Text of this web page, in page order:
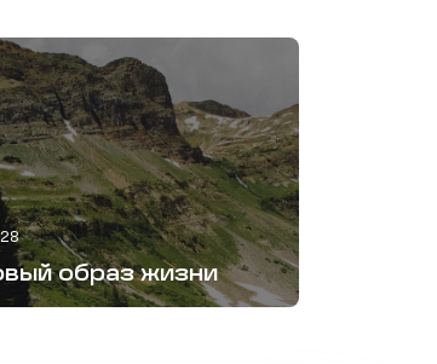
образ жизни